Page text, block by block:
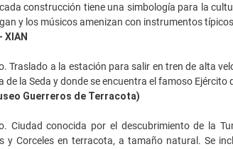
construcción tiene una simbología para la
y los músicos amenizan con instrumentos
XIAN
Traslado a la estación para salir en tren de alta
de la Seda y donde se encuentra el famoso
Guerreros de Terracota)
Ciudad conocida por el descubrimiento de la
y Corceles en terracota, a tamaño natural. Se